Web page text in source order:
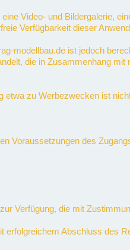
Video- und Bildergalerie,
Verfügbarkeit dieser
modellbau.de ist jedoch
die in Zusammenhang mit
zu Werbezwecken ist
Voraussetzungen des
Verfügung, die mit
Abschluss des